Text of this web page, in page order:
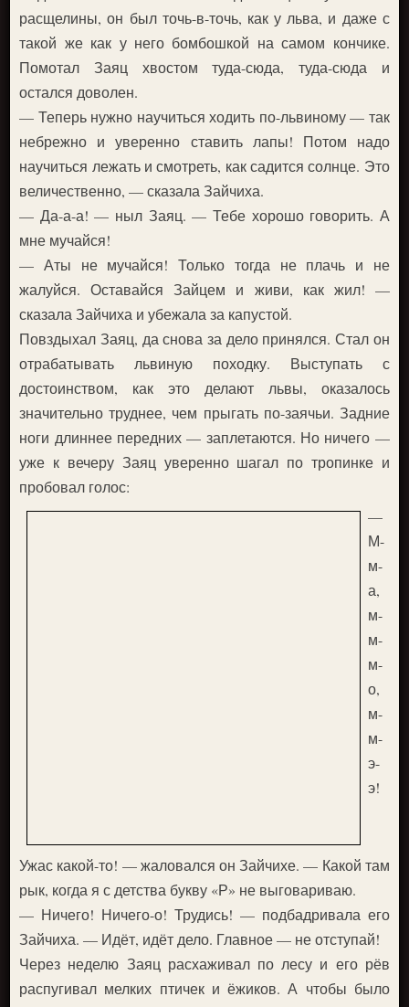
расщелины, он был точь-в-точь, как у льва, и даже с
такой же как у него бомбошкой на самом кончике.
Помотал Заяц хвостом туда-сюда, туда-сюда и
остался доволен.
— Теперь нужно научиться ходить по-львиному — так
небрежно и уверенно ставить лапы! Потом надо
научиться лежать и смотреть, как садится солнце. Это
величественно, — сказала Зайчиха.
— Да-а-а! — ныл Заяц. — Тебе хорошо говорить. А
мне мучайся!
— Аты не мучайся! Только тогда не плачь и не
жалуйся. Оставайся Зайцем и живи, как жил! —
сказала Зайчиха и убежала за капустой.
Повздыхал Заяц, да снова за дело принялся. Стал он
отрабатывать львиную походку. Выступать с
достоинством, как это делают львы, оказалось
значительно труднее, чем прыгать по-заячьи. Задние
ноги длиннее передних — заплетаются. Но ничего —
уже к вечеру Заяц уверенно шагал по тропинке и
пробовал голос:
—
М-
м-
а,
м-
м-
м-
о,
м-
м-
э-
э!
Ужас какой-то! — жаловался он Зайчихе. — Какой там
рык, когда я с детства букву «Р» не выговариваю.
— Ничего! Ничего-о! Трудись! — подбадривала его
Зайчиха. — Идёт, идёт дело. Главное — не отступай!
Через неделю Заяц расхаживал по лесу и его рёв
распугивал мелких птичек и ёжиков. А чтобы было